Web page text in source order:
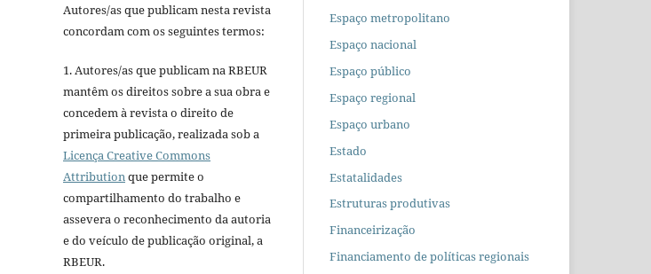
Autores/as que publicam nesta revista
concordam com os seguintes termos:
1. Autores/as que publicam na RBEUR
mantêm os direitos sobre a sua obra e
concedem à revista o direito de
primeira publicação, realizada sob a
Licença Creative Commons
Attributionque permite o
compartilhamento do trabalho e
assevera o reconhecimento da autoria
e do veículo de publicação original, a
RBEUR.
Espaço metropolitano
Espaço nacional
Espaço público
Espaço regional
Espaço urbano
Estado
Estatalidades
Estruturas produtivas
Financeirização
Financiamento de políticas regionais